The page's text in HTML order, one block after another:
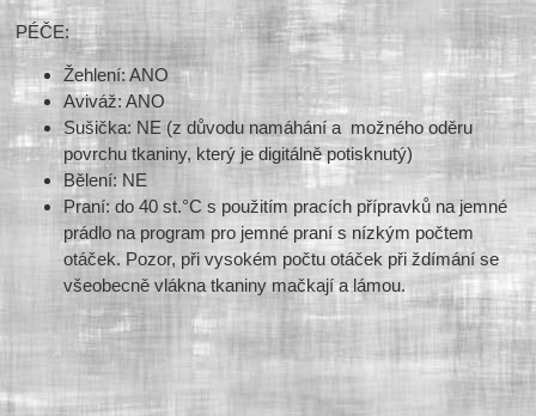
PÉČE:
Žehlení: ANO
Aviváž: ANO
Sušička: NE (z důvodu namáhání a možného oděru
povrchu tkaniny, který je digitálně potisknutý)
Bělení: NE
Praní: do 40 st.°C s použitím pracích přípravků na jemné
prádlo na program pro jemné praní s nízkým počtem
otáček. Pozor, při vysokém počtu otáček při ždímání se
všeobecně vlákna tkaniny mačkají a lámou.